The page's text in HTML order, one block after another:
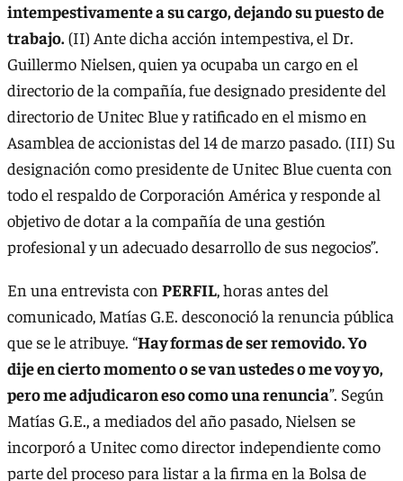
intempestivamente a su cargo, dejando su puesto de
trabajo.(II) Ante dicha acción intempestiva, el Dr.
Guillermo Nielsen, quien ya ocupaba un cargo en el
directorio de la compañía, fue designado presidente del
directorio de Unitec Blue y ratificado en el mismo en
Asamblea de accionistas del 14 de marzo pasado. (III) Su
designación como presidente de Unitec Blue cuenta con
todo el respaldo de Corporación América y responde al
objetivo de dotar a la compañía de una gestión
profesional y un adecuado desarrollo de sus negocios”.
En una entrevista con PERFIL, horas antes del
comunicado, Matías G.E. desconoció la renuncia pública
que se le atribuye. “Hay formas de ser removido. Yo
dije en cierto momento o se van ustedes o me voy yo,
pero me adjudicaron eso como una renuncia”. Según
Matías G.E., a mediados del año pasado, Nielsen se
incorporó a Unitec como director independiente como
parte del proceso para listar a la firma en la Bolsa de